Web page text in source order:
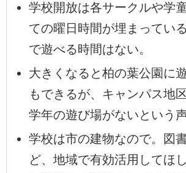
学校開放は各サークルや学
ての曜日時間が埋まってい
で遊べる時間はない。
大きくなると柏の葉公園に
もできるが、キャンパス地
学年の遊び場がないという声
学校は市の建物なので。図
ど、地域で有効活用してほ